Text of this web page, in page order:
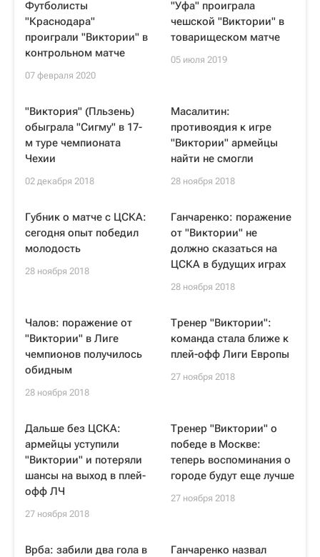
Футболисты
"Краснодара"
проиграли "Виктории" в
контрольном матче
07 февраля 2020
"Уфа" проиграла
чешской "Виктории" в
товарищеском матче
05 июля 2019
"Виктория" (Пльзень)
обыграла "Сигму" в 17-
м туре чемпионата
Чехии
02 декабря 2018
Масалитин:
противоядия к игре
"Виктории" армейцы
найти не смогли
28 ноября 2018
Губник о матче с ЦСКА:
сегодня опыт победил
молодость
28 ноября 2018
Ганчаренко: поражение
от "Виктории" не
должно сказаться на
ЦСКА в будущих играх
28 ноября 2018
Чалов: поражение от
"Виктории" в Лиге
чемпионов получилось
обидным
28 ноября 2018
Тренер "Виктории":
команда стала ближе к
плей-офф Лиги Европы
27 ноября 2018
Дальше без ЦСКА:
армейцы уступили
"Виктории" и потеряли
шансы на выход в плей-
офф ЛЧ
27 ноября 2018
Тренер "Виктории" о
победе в Москве:
теперь воспоминания о
городе будут еще лучше
27 ноября 2018
Врба: забили два гола в
Ганчаренко назвал